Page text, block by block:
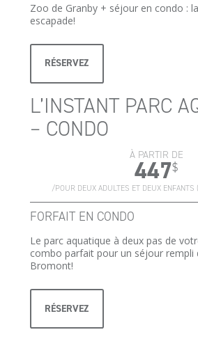
Zoo de Granby + séjour en condo :
escapade!
RÉSERVEZ
L’INSTANT PARC
– CONDO
À PARTIR DE
447$
/POUR DEUX ADULTES ET DEUX
FORFAIT EN CONDO
Le parc aquatique à deux pas de
combo parfait pour un séjour rempli
Bromont!
RÉSERVEZ